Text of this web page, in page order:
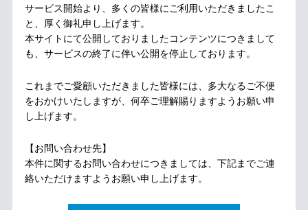
サービス開始より、多くの皆様にご利用いただきましたこ
と、厚く御礼申し上げます。
本サイトにて公開しておりましたコンテンツにつきまして
も、サービスの終了に伴い公開を停止しております。
これまでご愛顧いただきました皆様には、多大なるご不便
をおかけいたしますが、何卒ご理解賜りますようお願い申
し上げます。
【お問い合わせ先】
本件に関するお問い合わせにつきましては、下記までご連
絡いただけますようお願い申し上げます。